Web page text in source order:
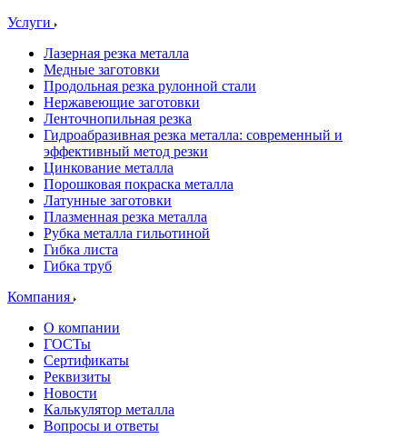
Услуги
Лазерная резка металла
Медные заготовки
Продольная резка рулонной стали
Нержавеющие заготовки
Ленточнопильная резка
Гидроабразивная резка металла: современный и
эффективный метод резки
Цинкование металла
Порошковая покраска металла
Латунные заготовки
Плазменная резка металла
Рубка металла гильотиной
Гибка листа
Гибка труб
Компания
О компании
ГОСТы
Сертификаты
Реквизиты
Новости
Калькулятор металла
Вопросы и ответы